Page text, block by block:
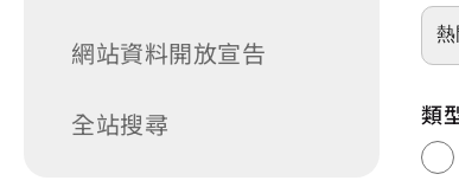
網站資料開放宣告
全站搜尋 類